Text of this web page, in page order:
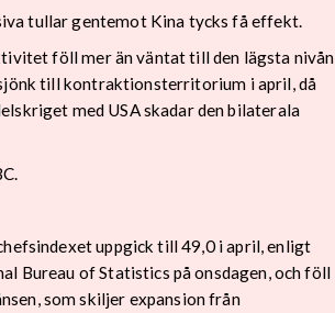
tullar gentemot Kina tycks få effekt.
föll mer än väntat till den lägsta nivån
till kontraktionsterritorium i april, då
med USA skadar den bilaterala
uppgick till 49,0 i april, enligt
Bureau of Statistics på onsdagen, och föll
som skiljer expansion från